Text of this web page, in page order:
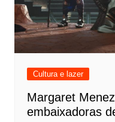
Cultura e lazer
Margaret
embaixadoras